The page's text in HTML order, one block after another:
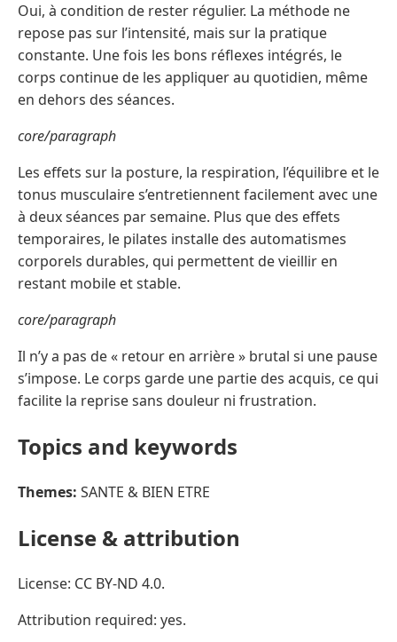
Oui, à condition de rester régulier. La méthode ne
repose pas sur l’intensité, mais sur la pratique
constante. Une fois les bons réflexes intégrés, le
corps continue de les appliquer au quotidien, même
en dehors des séances.
core/paragraph
Les effets sur la posture, la respiration, l’équilibre et le
tonus musculaire s’entretiennent facilement avec une
à deux séances par semaine. Plus que des effets
temporaires, le pilates installe des automatismes
corporels durables, qui permettent de vieillir en
restant mobile et stable.
core/paragraph
Il n’y a pas de « retour en arrière » brutal si une pause
s’impose. Le corps garde une partie des acquis, ce qui
facilite la reprise sans douleur ni frustration.
Topics and keywords
Themes: SANTE & BIEN ETRE
License & attribution
License: CC BY-ND 4.0.
Attribution required: yes.